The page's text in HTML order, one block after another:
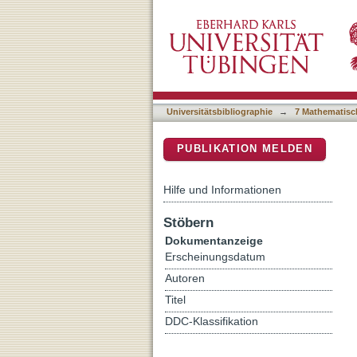
Universitätsbibliographie → 7
PUBLIKATION MELDEN
Hilfe und Informationen
Stöbern
Dokumentanzeige
Erscheinungsdatum
Autoren
Titel
DDC-Klassifikation